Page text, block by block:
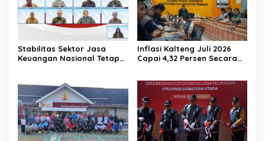
Stabilitas Sektor Jasa
Keuangan Nasional Tetap
Inflasi Kalteng Juli 2026
Capai 4,32 Persen Secara